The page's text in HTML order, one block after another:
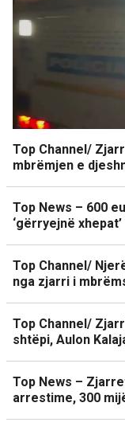
Top Channel/
mbrëmjen e
Top News – 600
‘gërryejnë xhepat’
Top Channel/
nga zjarri i
Top Channel/
shtëpi, Aulon
Top News –
arrestime, 300